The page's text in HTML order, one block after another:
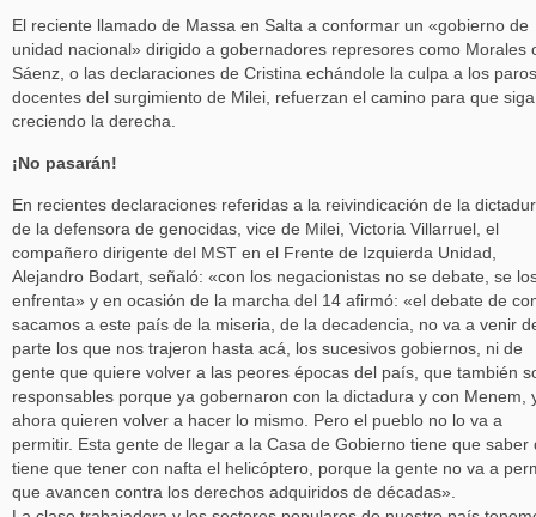
El reciente llamado de Massa en Salta a conformar un «gobierno de
unidad nacional» dirigido a gobernadores represores como Morales
Sáenz, o las declaraciones de Cristina echándole la culpa a los paros
docentes del surgimiento de Milei, refuerzan el camino para que siga
creciendo la derecha.
¡No pasarán!
En recientes declaraciones referidas a la reivindicación de la
de la defensora de genocidas, vice de Milei, Victoria Villarruel, el
compañero dirigente del MST en el Frente de Izquierda Unidad,
Alejandro Bodart, señaló: «con los negacionistas no se debate, se
enfrenta» y en ocasión de la marcha del 14 afirmó: «el debate de
sacamos a este país de la miseria, de la decadencia, no va a venir
parte los que nos trajeron hasta acá, los sucesivos gobiernos, ni de
gente que quiere volver a las peores épocas del país, que también
responsables porque ya gobernaron con la dictadura y con Menem,
ahora quieren volver a hacer lo mismo. Pero el pueblo no lo va a
permitir. Esta gente de llegar a la Casa de Gobierno tiene que saber
tiene que tener con nafta el helicóptero, porque la gente no va a
que avancen contra los derechos adquiridos de décadas».